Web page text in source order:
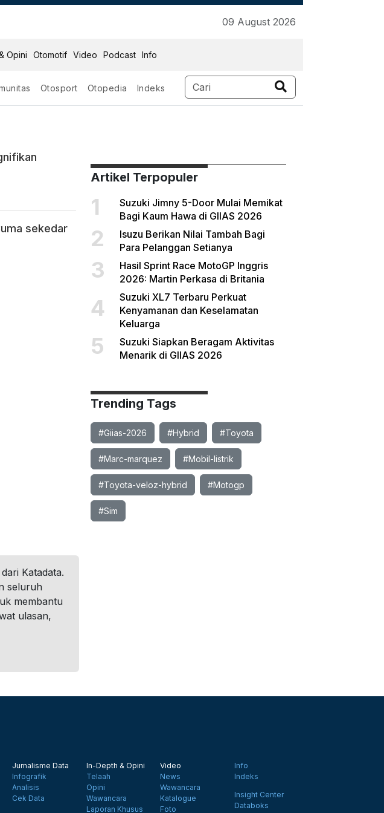
09 August 2026
Opini Otomotif Video Podcast Info
Otosport Otopedia Indeks
sekedar
Artikel Terpopuler
1
Suzuki Jimny 5-Door Mulai Memikat
Bagi Kaum Hawa di GIIAS 2026
2
Isuzu Berikan Nilai Tambah Bagi
Para Pelanggan Setianya
3
Hasil Sprint Race MotoGP Inggris
2026: Martin Perkasa di Britania
4
Suzuki XL7 Terbaru Perkuat
Kenyamanan dan Keselamatan
Keluarga
5
Suzuki Siapkan Beragam Aktivitas
Menarik di GIIAS 2026
Trending Tags
#Giias-2026 #Hybrid #Toyota
#Marc-marquez #Mobil-listrik
#Toyota-veloz-hybrid #Motogp
#Sim
Katadata.
seluruh
membantu
ulasan,
Jurnalisme Data
Infografik
Analisis
Cek Data
In-Depth & Opini
Telaah
Opini
Wawancara
Laporan Khusus
Video
News
Wawancara
Katalogue
Foto
Info
Indeks
Insight Center
Databoks